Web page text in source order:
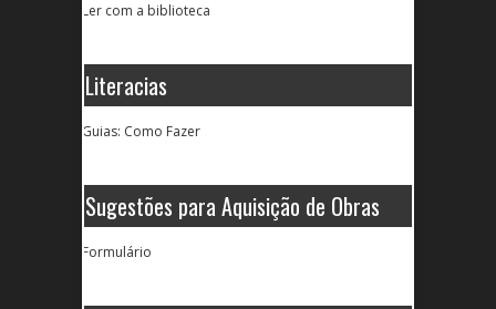
Ler com a biblioteca
Literacias
Guias: Como Fazer
Sugestões para Aquisição de Obras
Formulário